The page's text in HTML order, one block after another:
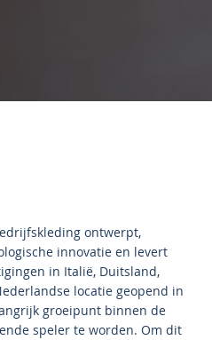
ontwerpt,
innovatie en levert
in Italië, Duitsland,
locatie geopend in
groeipunt binnen de
speler te worden. Om dit